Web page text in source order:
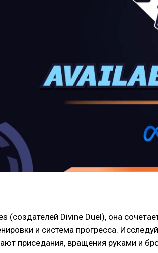
(создателей Divine Duel), она
и система прогресса.
приседания, вращения руками и